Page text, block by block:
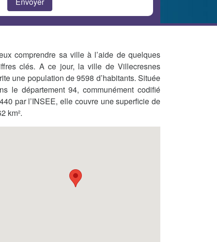
comprendre sa ville à l’aide de quelques
clés. A ce jour, la ville de Villecresnes
une population de 9598 d’habitants. Située
le département 94, communément codifié
par l’INSEE, elle couvre une superficie de
km².